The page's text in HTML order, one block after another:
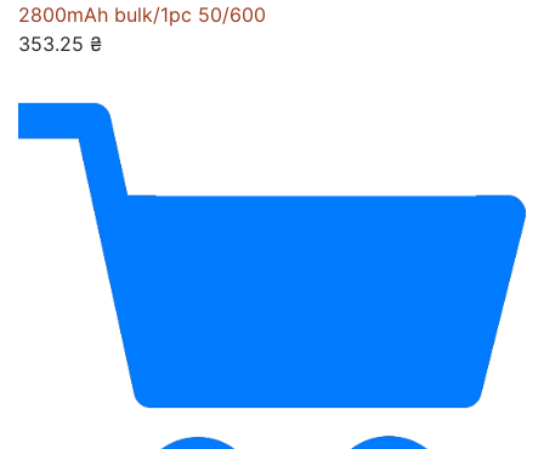
2800mAh bulk/1pc 50/600
353.25 ₴